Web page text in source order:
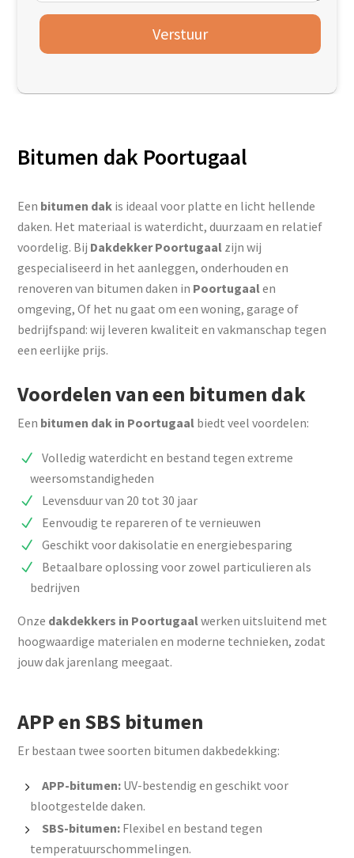
Verstuur
Bitumen dak Poortugaal
Een bitumen dak is ideaal voor platte en licht hellende
daken. Het materiaal is waterdicht, duurzaam en relatief
voordelig. Bij Dakdekker Poortugaal zijn wij
gespecialiseerd in het aanleggen, onderhouden en
renoveren van bitumen daken in Poortugaalen
omgeving, Of het nu gaat om een woning, garage of
bedrijfspand: wij leveren kwaliteit en vakmanschap tegen
een eerlijke prijs.
Voordelen van een bitumen dak
Een bitumen dak in Poortugaal biedt veel voordelen:
Volledig waterdicht en bestand tegen extreme
weersomstandigheden
Levensduur van 20 tot 30 jaar
Eenvoudig te repareren of te vernieuwen
Geschikt voor dakisolatie en energiebesparing
Betaalbare oplossing voor zowel particulieren als
bedrijven
Onze dakdekkers in Poortugaalwerken uitsluitend met
hoogwaardige materialen en moderne technieken, zodat
jouw dak jarenlang meegaat.
APP en SBS bitumen
Er bestaan twee soorten bitumen dakbedekking:
APP-bitumen: UV-bestendig en geschikt voor
blootgestelde daken.
SBS-bitumen: Flexibel en bestand tegen
temperatuurschommelingen.